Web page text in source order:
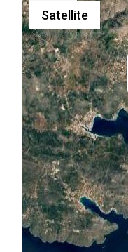
Satellite